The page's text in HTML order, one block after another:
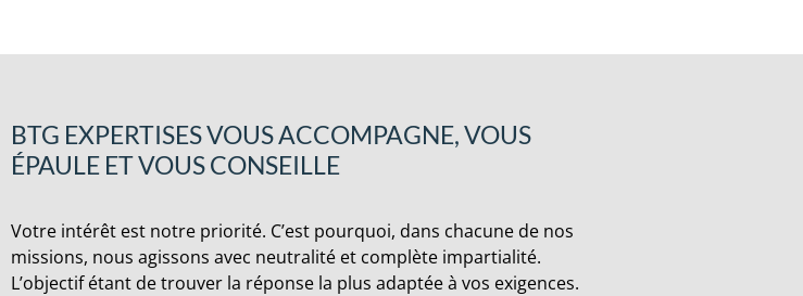
BTG EXPERTISES VOUS ACCOMPAGNE, VOUS
ÉPAULE ET VOUS CONSEILLE
Votre intérêt est notre priorité. C’est pourquoi, dans chacune de nos
missions, nous agissons avec neutralité et complète impartialité.
L’objectif étant de trouver la réponse la plus adaptée à vos exigences.